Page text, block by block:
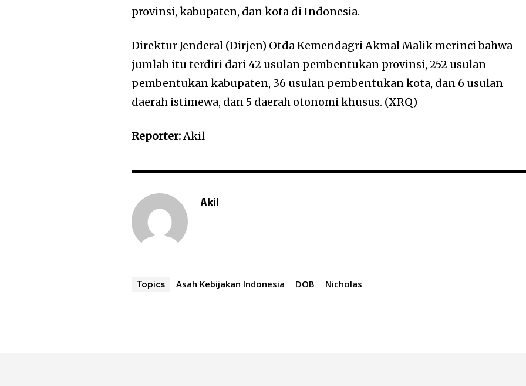
provinsi, kabupaten, dan kota di Indonesia.
Direktur Jenderal (Dirjen) Otda Kemendagri Akmal Malik merinci bahwa
jumlah itu terdiri dari 42 usulan pembentukan provinsi, 252 usulan
pembentukan kabupaten, 36 usulan pembentukan kota, dan 6 usulan
daerah istimewa, dan 5 daerah otonomi khusus. (XRQ)
Reporter:Akil
Akil
Topics Asah Kebijakan Indonesia DOB Nicholas